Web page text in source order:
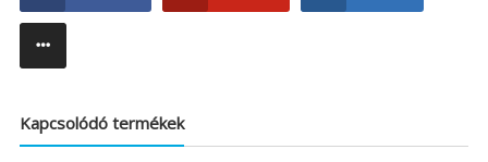
Kapcsolódó termékek